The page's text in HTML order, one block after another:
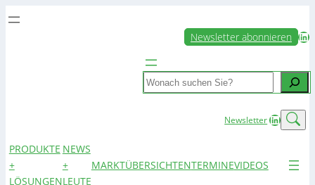
Newsletter abonnieren LinkedIn
Search
NewsletterLinkedIn
PRODUKTE
+
LÖSUNGEN
NEWS
+
LEUTE
MARKTÜBERSICHTENTERMINEVIDEOS